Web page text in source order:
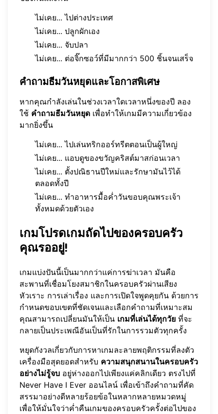
ไม่เคย... ไปต่างประเทศ
ไม่เคย... ปลูกผักเอง
ไม่เคย... จับปลา
ไม่เคย... ต่อจิ๊กซอว์ที่มีมากกว่า 500 ชิ้นจนเสร็จ
คำถามธีมวันหยุดและโอกาสพิเศษ
หากคุณกำลังเล่นในช่วงเวลาใดเวลาหนึ่งของปี ลอง
ใช้ คำถามธีมวันหยุด เพื่อทำให้เกมมีความเกี่ยวข้อง
มากยิ่งขึ้น
ไม่เคย... ไปเล่นทริกออร์ทรีตตอนเป็นผู้ใหญ่
ไม่เคย... แอบดูของขวัญคริสต์มาสก่อนเวลา
ไม่เคย... ตั้งปณิธานปีใหม่และรักษามันไว้ได้
ตลอดทั้งปี
ไม่เคย... ทำอาหารมื้อค่ำวันขอบคุณพระเจ้า
ทั้งหมดด้วยตัวเอง
เกมโปรดเกมถัดไปของครอบครัว
คุณรออยู่!
เกมแบ่งปันนี้เป็นมากกว่าแค่การฆ่าเวลา มันคือ
สะพานที่เชื่อมโยงสมาชิกในครอบครัวผ่านเสียง
หัวเราะ การเล่าเรื่อง และการเปิดใจพูดคุยกัน ด้วยการ
กำหนดขอบเขตที่ชัดเจนและเลือกคำถามที่เหมาะสม
คุณสามารถเปลี่ยนมันให้เป็น เกมที่เล่นได้ทุกวัย ที่จะ
กลายเป็นประเพณีอันเป็นที่รักในการรวมตัวทุกครั้ง
หยุดกังวลเกี่ยวกับการหาเกมละลายพฤติกรรมที่ลงตัว
เครื่องมือสุดยอดสำหรับ ความสนุกสนานในครอบครัว
อย่างไม่รู้จบ อยู่ห่างออกไปเพียงแค่คลิกเดียว ตรงไปที่
Never Have I Ever ออนไลน์ เพื่อเข้าถึงคำถามที่คัด
สรรมาอย่างดีหลายร้อยข้อในหลากหลายหมวดหมู่
เพื่อให้มั่นใจว่าค่ำคืนเกมของครอบครัวครั้งต่อไปของ